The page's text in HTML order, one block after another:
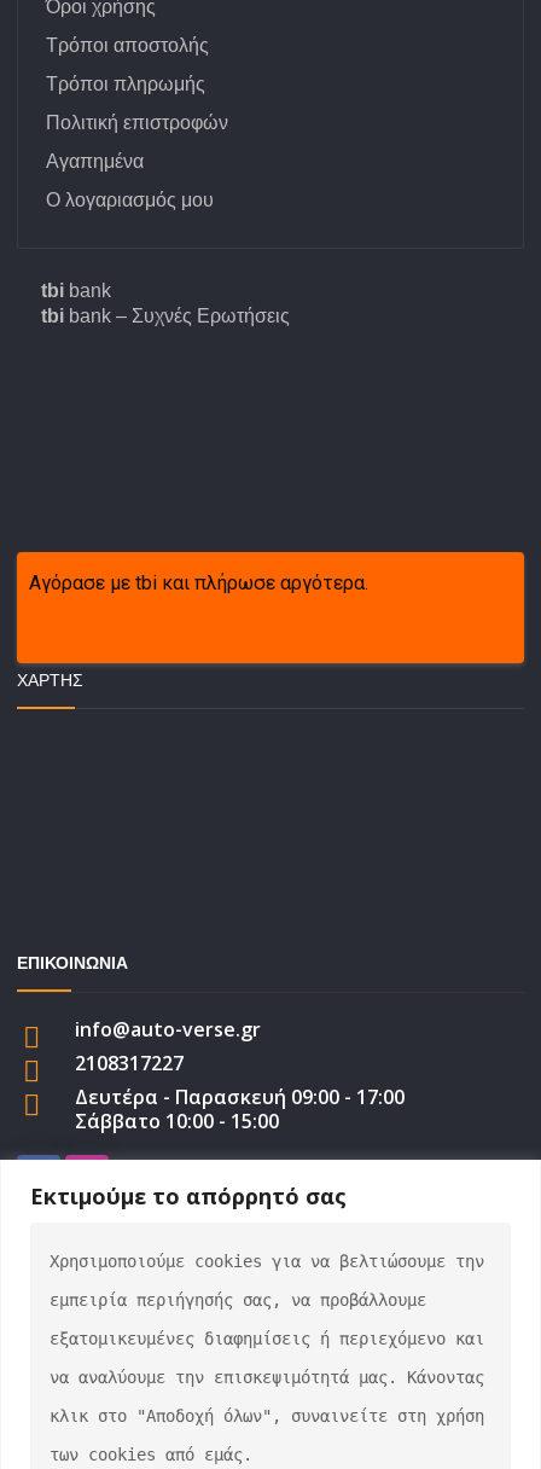
Εκτιμούμε το απόρρητό σας
Χρησιμοποιούμε cookies για να βελτιώσουμε την
εμπειρία περιήγησής σας, να προβάλλουμε
εξατομικευμένες διαφημίσεις ή περιεχόμενο και
να αναλύουμε την επισκεψιμότητά μας. Κάνοντας
κλικ στο "Αποδοχή όλων", συναινείτε στη χρήση
των cookies από εμάς.
Όροι χρήσης
Τρόποι αποστολής
Τρόποι πληρωμής
Πολιτική επιστροφών
Αγαπημένα
Ο λογαριασμός μου
tbi bank
tbi bank – Συχνές Ερωτήσεις
Αγόρασε με tbi και πλήρωσε αργότερα.
ΧΆΡΤΗΣ
ΕΠΙΚΟΙΝΩΝΙΑ
info@auto-verse.gr
2108317227
Δευτέρα - Παρασκευή 09:00 - 17:00
Σάββατο 10:00 - 15:00
auto-verse.gr ©2022 | Development by George
Efstratiou